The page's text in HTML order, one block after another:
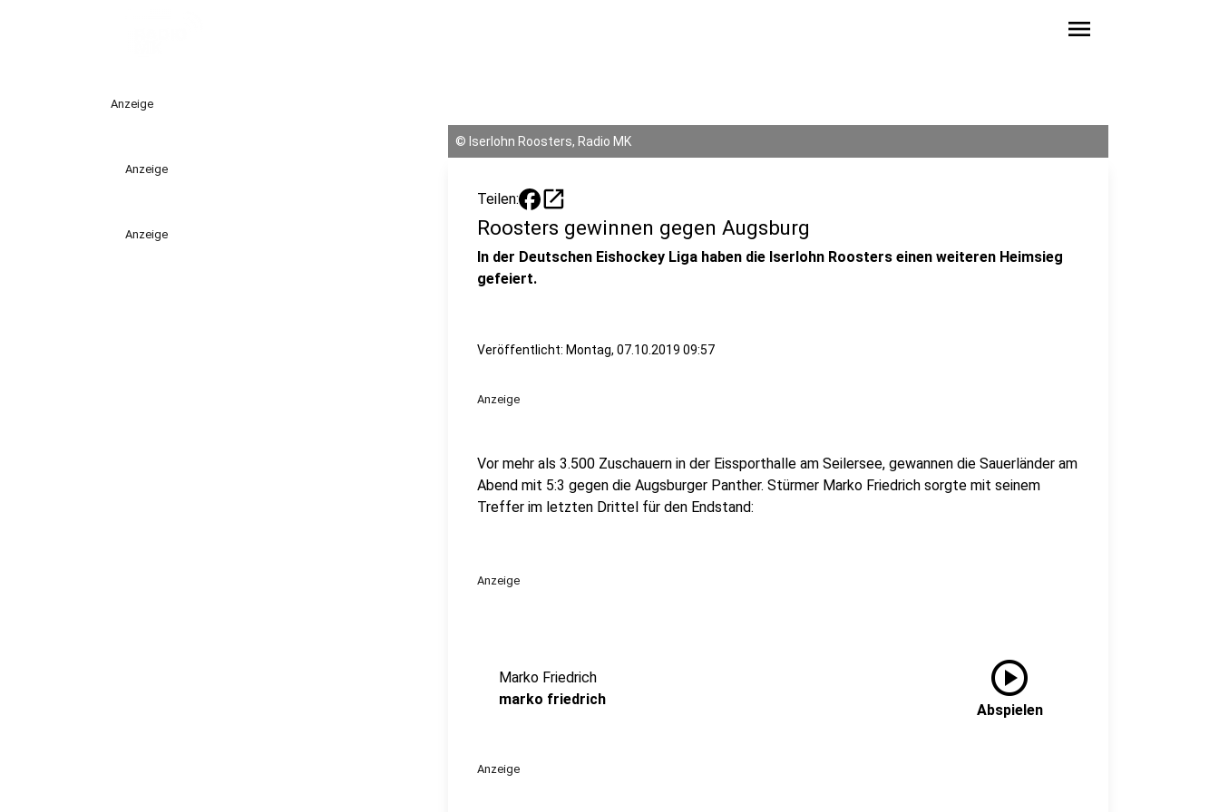
menu
Anzeige
Anzeige
Anzeige
© Iserlohn Roosters, Radio MK
Teilen: open_in_new
Roosters gewinnen gegen Augsburg
In der Deutschen Eishockey Liga haben die Iserlohn Roosters einen weiteren Heimsieg
gefeiert.
Veröffentlicht: Montag, 07.10.2019 09:57
Anzeige
Vor mehr als 3.500 Zuschauern in der Eissporthalle am Seilersee, gewannen die Sauerländer am
Abend mit 5:3 gegen die Augsburger Panther. Stürmer Marko Friedrich sorgte mit seinem
Treffer im letzten Drittel für den Endstand:
Anzeige
Marko Friedrich
marko friedrich
play_circle
Abspielen
Anzeige